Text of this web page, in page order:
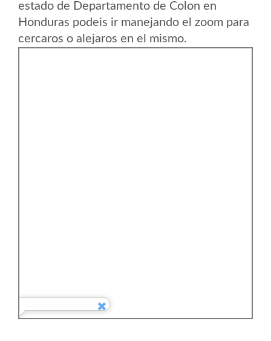
estado de Departamento de Colon en
Honduras podeis ir manejando el zoom para
cercaros o alejaros en el mismo.